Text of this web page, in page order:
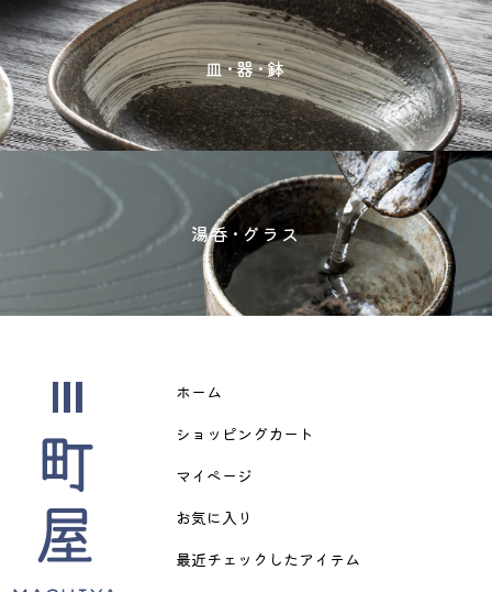
皿･器･鉢
湯呑･グラス
ホーム
ショッピングカート
マイページ
お気に入り
最近チェックしたアイテム